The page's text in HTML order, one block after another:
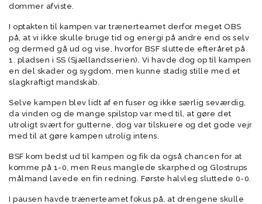
dommer afviste.
I optakten til kampen var trænerteamet derfor meget OBS
på, at vi ikke skulle bruge tid og energi på andre end os selv
og dermed gå ud og vise, hvorfor BSF sluttede efteråret på
1. pladsen i SS (Sjællandsserien). Vi havde dog op til kampen
en del skader og sygdom, men kunne stadig stille med et
slagkraftigt mandskab.
Selve kampen blev lidt af en fuser og ikke særlig seværdig,
da vinden og de mange spilstop var med til, at gøre det
utroligt svært for gutterne, dog var tilskuere og det gode vejr
med til at gøre kampen utrolig intens.
BSF kom bedst ud til kampen og fik da også chancen for at
komme på 1-0, men Reus manglede skarphed og Glostrups
målmand lavede en fin redning. Første halvleg sluttede 0-0.
I pausen havde trænerteamet fokus på, at drengene skulle